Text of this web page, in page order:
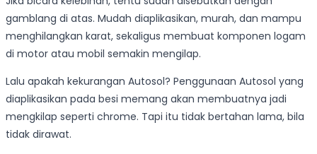
gamblang di atas. Mudah diaplikasikan, murah, dan mampu
menghilangkan karat, sekaligus membuat komponen logam
di motor atau mobil semakin mengilap.
Lalu apakah kekurangan Autosol? Penggunaan Autosol yang
diaplikasikan pada besi memang akan membuatnya jadi
mengkilap seperti chrome. Tapi itu tidak bertahan lama, bila
tidak dirawat.